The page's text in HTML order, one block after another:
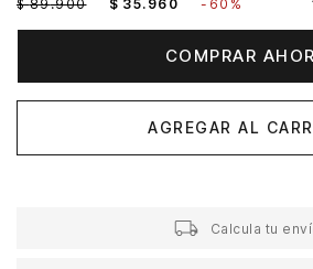
$ 89.900 $ 35. 960 - 60%
COMPRAR
AGREGAR AL
Calcula tu